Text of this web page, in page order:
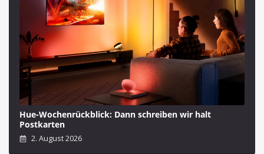
Hue-Wochenrückblick: Dann schreiben wir halt
Postkarten
2. August 2026